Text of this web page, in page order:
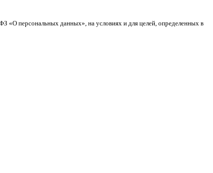
«О персональных данных», на условиях и для целей, определенных в